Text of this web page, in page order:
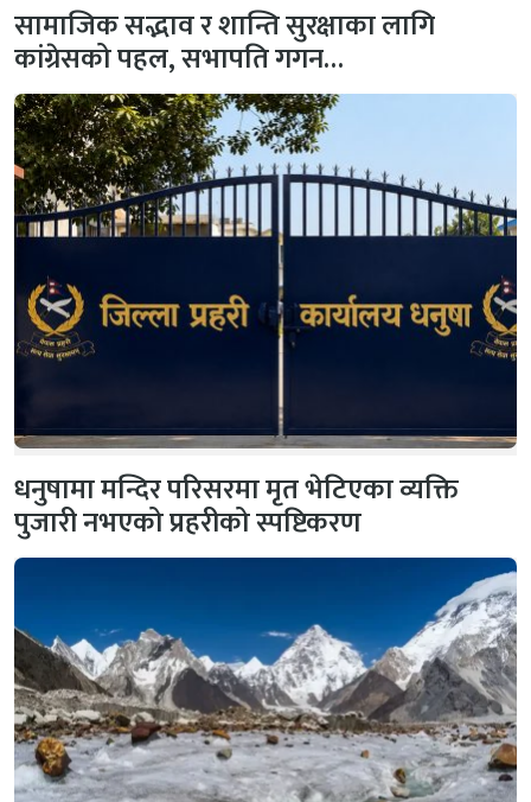
सामाजिक सद्भाव र शान्ति सुरक्षाका लागि
कांग्रेसको पहल, सभापति गगन…
धनुषामा मन्दिर परिसरमा मृत भेटिएका व्यक्ति
पुजारी नभएको प्रहरीको स्पष्टिकरण